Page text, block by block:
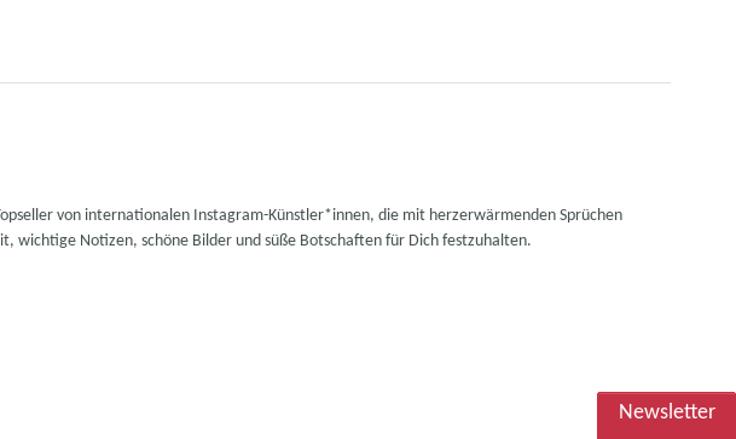
von internationalen Instagram-Künstler*innen, die mit herzerwärmenden Sprüchen
Notizen, schöne Bilder und süße Botschaften für Dich festzuhalten.
Newsletter